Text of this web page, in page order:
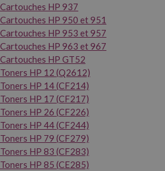
Cartouches HP 937
Cartouches HP 950 et 951
Cartouches HP 953 et 957
Cartouches HP 963 et 967
Cartouches HP GT52
Toners HP 12 (Q2612)
Toners HP 14 (CF214)
Toners HP 17 (CF217)
Toners HP 26 (CF226)
Toners HP 44 (CF244)
Toners HP 79 (CF279)
Toners HP 83 (CF283)
Toners HP 85 (CE285)